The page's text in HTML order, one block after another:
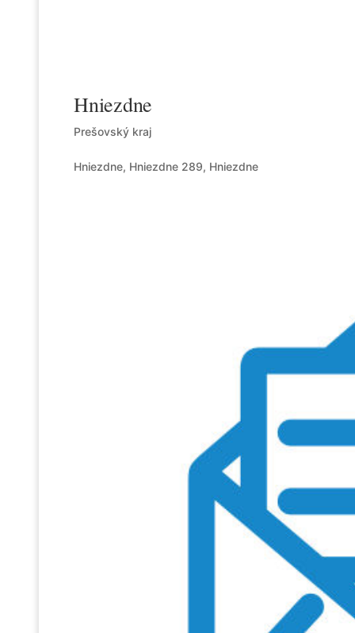
Hniezdne
Prešovský kraj
Hniezdne, Hniezdne 289, Hniezdne